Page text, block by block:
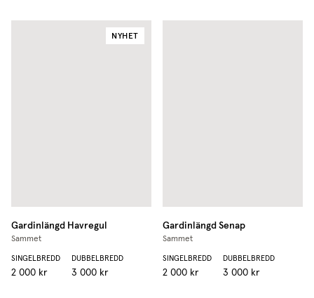
NYHET
Gardinlängd Havregul
Sammet
SINGELBREDD
2 000 kr
DUBBELBREDD
3 000 kr
GardinlängdSenap
Sammet
SINGELBREDD
2 000 kr
DUBBELBREDD
3 000 kr